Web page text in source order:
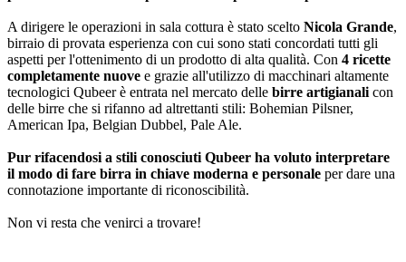
A dirigere le operazioni in sala cottura è stato scelto Nicola Grande,
birraio di provata esperienza con cui sono stati concordati tutti gli
aspetti per l'ottenimento di un prodotto di alta qualità. Con 4 ricette
completamente nuove e grazie all'utilizzo di macchinari altamente
tecnologici Qubeer è entrata nel mercato delle birre artigianali con
delle birre che si rifanno ad altrettanti stili: Bohemian Pilsner,
American Ipa, Belgian Dubbel, Pale Ale.
Pur rifacendosi a stili conosciuti Qubeer ha voluto interpretare
il modo di fare birra in chiave moderna e personale per dare una
connotazione importante di riconoscibilità.
Non vi resta che venirci a trovare!